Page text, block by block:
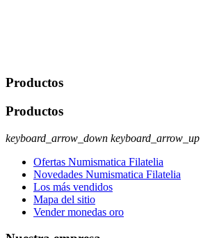
Productos
Productos
keyboard_arrow_down keyboard_arrow_up
Ofertas Numismatica Filatelia
Novedades Numismatica Filatelia
Los más vendidos
Mapa del sitio
Vender monedas oro